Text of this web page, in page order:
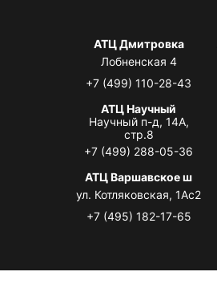
АТЦ Дмитровка
Лобненская 4
+7 (499) 110-28-43
АТЦ Научный
Научный п-д, 14А,
стр.8
+7 (499) 288-05-36
АТЦ Варшавское ш
ул. Котляковская, 1Ас2
+7 (495) 182-17-65